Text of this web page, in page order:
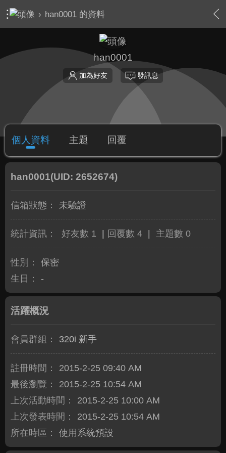
› han0001 的資料
han0001
加為好友 發訊息
個人資料 主題 回覆
han0001(UID: 2652674)
信箱狀態： 未驗證
統計資訊： 好友數 1 回覆數 4 主題數 0
性別：
保密
生日：
-
活躍概況
會員群組： 320i 新手
註冊時間：
2015-2-25 09:40 AM
最後瀏覽：
2015-2-25 10:54 AM
上次活動時間：
2015-2-25 10:00 AM
上次發表時間：
2015-2-25 10:54 AM
所在時區：
使用系統預設